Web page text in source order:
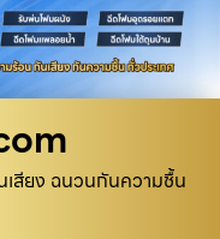
สียง ฉนวนกันความชื้น